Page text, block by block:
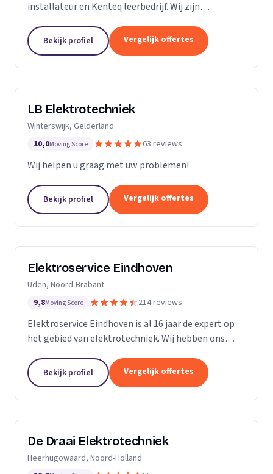
installateur en Kenteq leerbedrijf. Wij zijn
Utrecht.Bekijk profiel Vergelijk offertes
LB Elektrotechniek
Winterswijk, Gelderland
10,0Moving Score 63 reviews
Wij helpen u graag met uw problemen!
Bekijk profiel Vergelijk offertes
Elektroservice Eindhoven
Uden, Noord-Brabant
9,8Moving Score 214 reviews
Elektroservice Eindhoven is al 16 jaar de expert op
het gebied van elektrotechniek. Wij hebben ons
meterkasten. Wij komen altijd langs om passend
advies...
Bekijk profiel Vergelijk offertes
De Draai Elektrotechniek
Heerhugowaard, Noord-Holland